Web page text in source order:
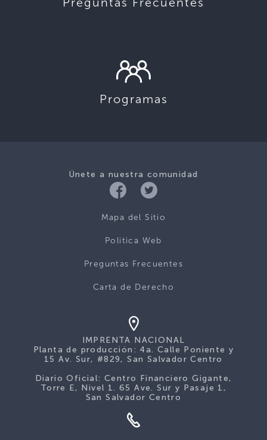
Programas
Únete a nuestra comunidad
Mapa del Sitio
Politica Web
Preguntas Frecuentes
Carta de Derecho
IMPRENTA NACIONAL
Planta de producción: 4a. Calle Poniente y
15 Av. Sur, #829, San Salvador Centro
Diario Oficial: Centro Financiero Gigante,
Torre E, Nivel 1. 65 Ave. Sur y Pasaje 1,
San Salvador Centro